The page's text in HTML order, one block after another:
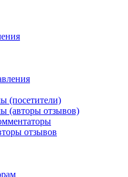
(посетители)
(авторы отзывов)
отзывов